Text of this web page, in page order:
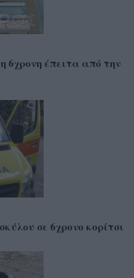
6χρονη έπειτα από την
σε 6χρονο κορίτσι